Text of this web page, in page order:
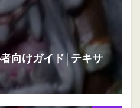
向けガイド│テキサ